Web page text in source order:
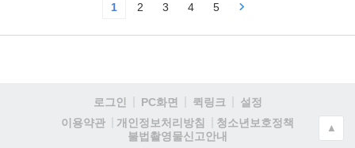
1 2 3 4 5
로그인 PC화면 퀵링크
설정
이용약관
개인정보처리방침
청소년보호정책
불법촬영물신고안내
▲